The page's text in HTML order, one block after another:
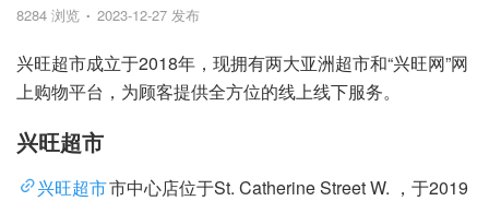
8284 浏览 2023-12-27 发布
兴旺超市成立于2018年，现拥有两大亚洲超市和“兴旺网”网
上购物平台，为顾客提供全方位的线上线下服务。​
兴旺超市
兴旺超市市中心店位于St. Catherine Street W. ，于2019